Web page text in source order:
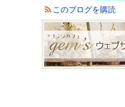
このブログを購読